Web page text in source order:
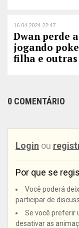
16.04.2024 22:47
Dwan perde
jogando
filha e outras
0 COMENTÁRIO
Login ou
Por que se
Você poderá
participar de
Se você preferir
desativar as